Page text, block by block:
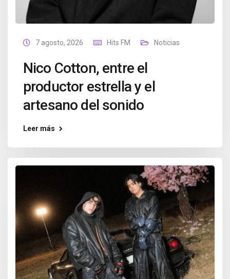
7 agosto, 2026 Hits FM Noticias
Nico Cotton, entre el
productor estrella y el
artesano del sonido
Leer más